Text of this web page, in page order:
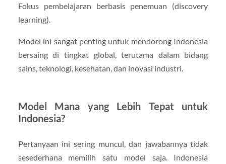
Fokus pembelajaran berbasis penemuan (discovery
learning).
Model ini sangat penting untuk mendorong Indonesia
bersaing di tingkat global, terutama dalam bidang
sains, teknologi, kesehatan, dan inovasi industri.
Model Mana yang Lebih Tepat untuk
Indonesia?
Pertanyaan ini sering muncul, dan jawabannya tidak
sesederhana memilih satu model saja. Indonesia